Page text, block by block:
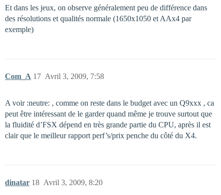
Et dans les jeux, on observe généralement peu de différence dans
des résolutions et qualités normale (1650x1050 et AAx4 par
exemple)
Com_A Avril 3, 2009, 7:58
17
A voir :neutre: , comme on reste dans le budget avec un Q9xxx , ca
peut être intéressant de le garder quand même je trouve surtout que
la fluidité d’FSX dépend en très grande partie du CPU, après il est
clair que le meilleur rapport perf’s/prix penche du côté du X4.
dinatar Avril 3, 2009, 8:20
18